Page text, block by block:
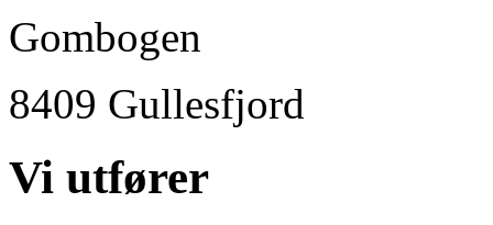
Gombogen
8409 Gullesfjord
Vi utfører